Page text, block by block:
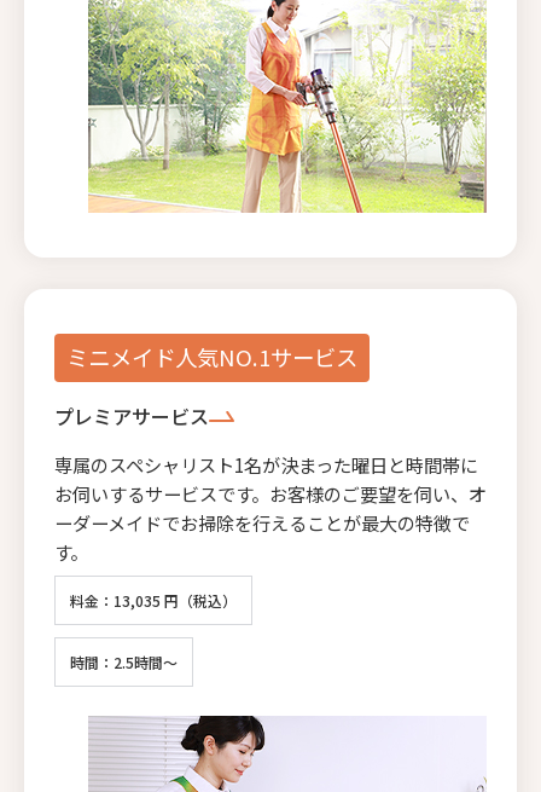
ミニメイド人気NO.1サービス
プレミアサービス
専属のスペシャリスト1名が決まった曜日と時間帯に
お伺いするサービスです。お客様のご要望を伺い、オ
ーダーメイドでお掃除を行えることが最大の特徴で
す。
料金：13,035 円（税込）
時間：2.5時間～